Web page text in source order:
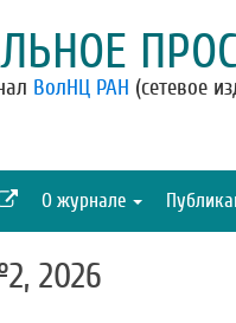
ВолНЦ РАН (сетевое
О журнале
2026